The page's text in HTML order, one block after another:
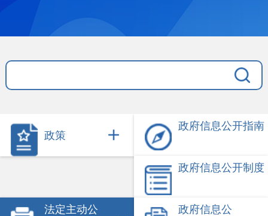
政策
政府信息公开指南
政府信息公开制度
法定主动公
政府信息公